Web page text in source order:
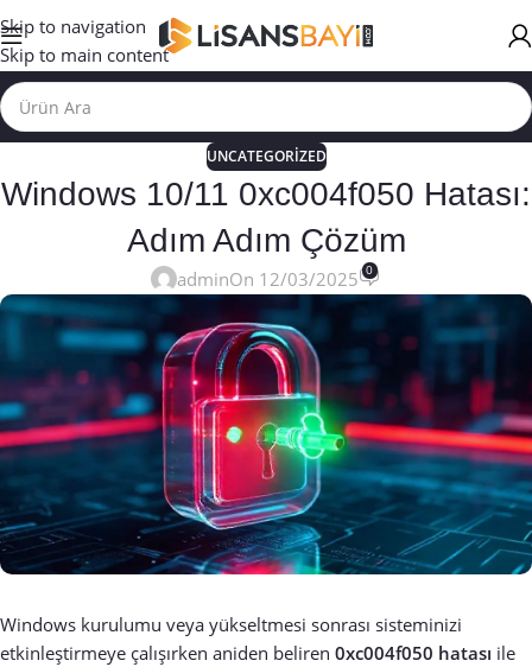
Skip to navigation
Skip to main content
UNCATEGORIZED
Windows 10/11 0xc004f050 Hatası:
Adım Adım Çözüm
adminOn 12/03/2025 0
Windows kurulumu veya yükseltmesi sonrası sisteminizi
etkinleştirmeye çalışırken aniden beliren 0xc004f050 hatası ile